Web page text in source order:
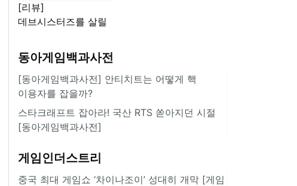
[리뷰]
데브시스터즈를 살릴
쿠키런 방치형 신작
'쿠키런 크럼블'
동아게임백과사전
[동아게임백과사전] 안티치트는 어떻게 핵
이용자를 잡을까?
스타크래프트 잡아라! 국산 RTS 쏟아지던 시절
[동아게임백과사전]
게임인더스트리
중국 최대 게임쇼 ‘차이나조이’ 성대히 개막 [게임